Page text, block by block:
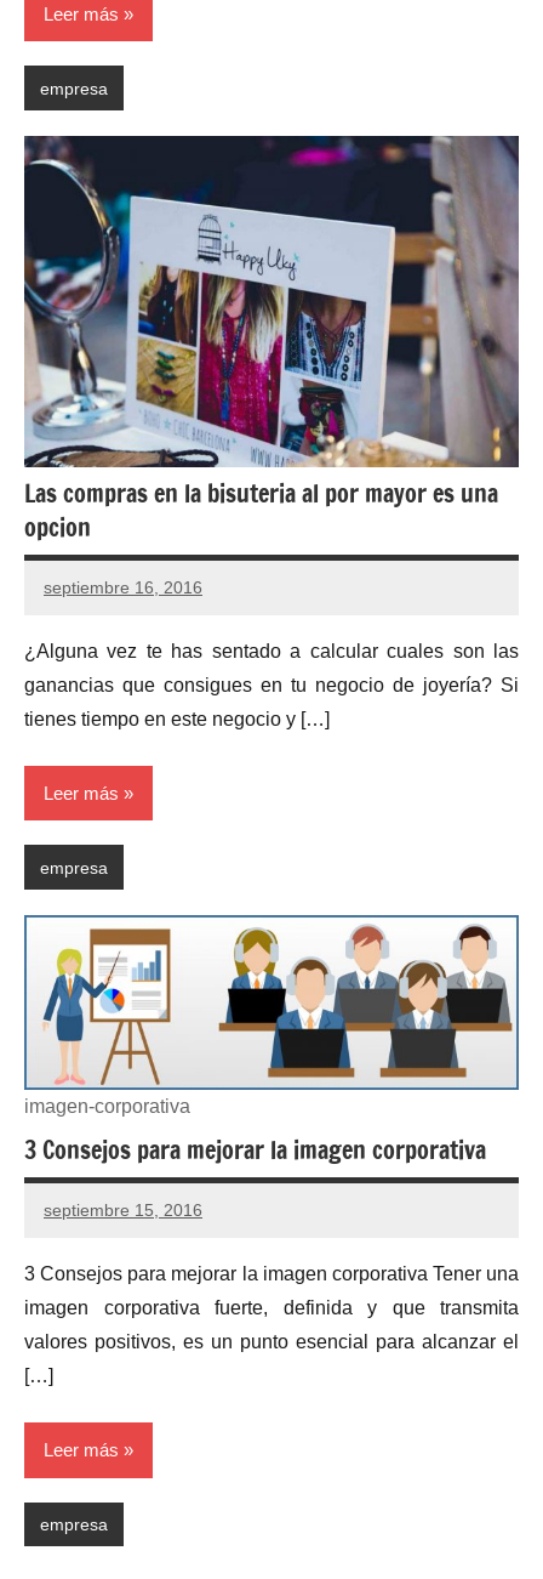
Leer más
empresa
Las compras en la bisuteria al por mayor es una
opcion
septiembre 16, 2016
No
comentarios
¿Alguna vez te has sentado a calcular cuales son las
ganancias que consigues en tu negocio de joyería? Si
tienes tiempo en este negocio y […]
Leer más
empresa
imagen-corporativa
3 Consejos para mejorar la imagen corporativa
septiembre 15, 2016
No
comentarios
3 Consejos para mejorar la imagen corporativa Tener una
imagen corporativa fuerte, definida y que transmita
valores positivos, es un punto esencial para alcanzar el
[…]
Leer más
empresa